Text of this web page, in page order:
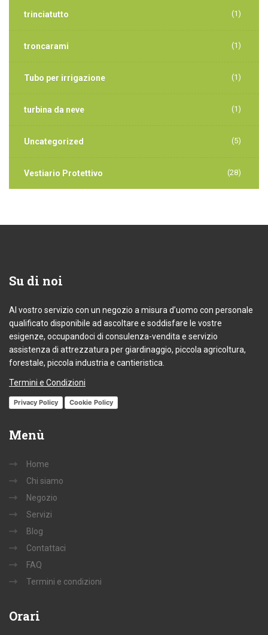
trinciatutto (1)
troncarami (1)
Tubo per irrigazione (1)
turbina da neve (1)
Uncategorized (5)
Vestiario Protettivo (28)
Su di noi
Al vostro servizio con un negozio a misura d’uomo con personale
qualificato disponibile ad ascoltare e soddisfare le vostre
esigenze, occupandoci di consulenza-vendita e servizio
assistenza di attrezzatura per giardinaggio, piccola agricoltura,
forestale, piccola industria e cantieristica.
Termini e Condizioni
Privacy Policy Cookie Policy
Menù
Home
Chi siamo
Negozio
Servizi
Blog
Contattaci
FAQ
Termini e condizioni
Orari